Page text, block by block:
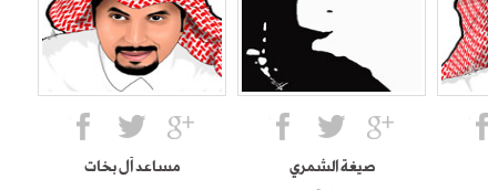
صيغة الشمري مساعد آل بخات